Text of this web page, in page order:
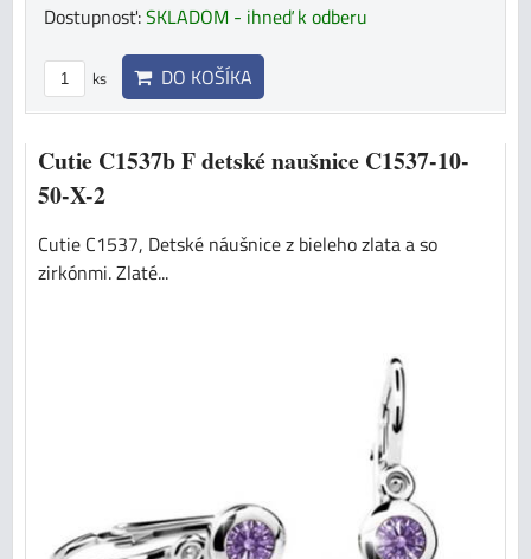
Dostupnosť:SKLADOM - ihneď k odberu
ks DO KOŠÍKA
Cutie C1537b F detské naušnice C1537-10-
50-X-2
Cutie C1537, Detské náušnice z bieleho zlata a so
zirkónmi. Zlaté...